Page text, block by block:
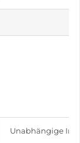
Unabhängige